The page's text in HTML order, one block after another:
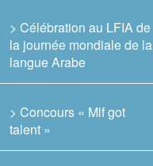
> Célébration au LFIA de
la journée mondiale de la
langue Arabe
> Concours « Mlf got
talent »